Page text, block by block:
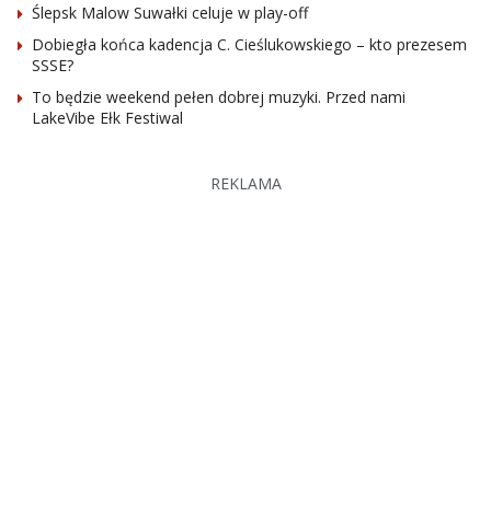
Ślepsk Malow Suwałki celuje w play-off
Dobiegła końca kadencja C. Cieślukowskiego – kto prezesem
SSSE?
To będzie weekend pełen dobrej muzyki. Przed nami
LakeVibe Ełk Festiwal
REKLAMA